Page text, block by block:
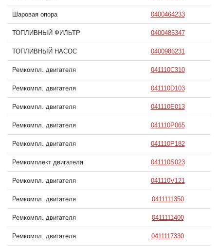
Шаровая опора 0400464233
ТОПЛИВНЫЙ ФИЛЬТР 0400485347
ТОПЛИВНЫЙ НАСОС 0400986231
Ремкомпл. двигателя 041110C310
Ремкомпл. двигателя 041110D103
Ремкомпл. двигателя 041110E013
Ремкомпл. двигателя 041110P065
Ремкомпл. двигателя 041110P182
Ремкомплект двигателя 041110S023
Ремкомпл. двигателя 041110V121
Ремкомпл. двигателя 0411111350
Ремкомпл. двигателя 0411111400
Ремкомпл. двигателя 0411117330